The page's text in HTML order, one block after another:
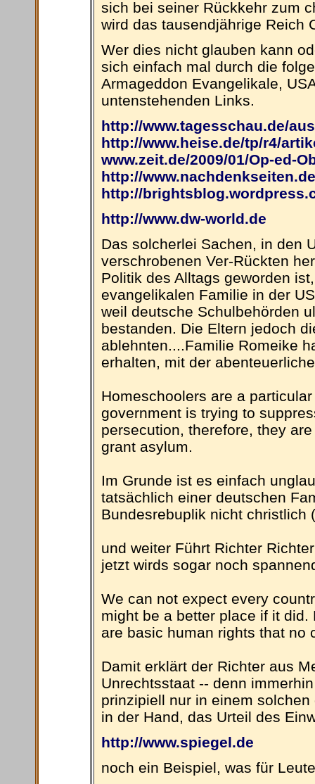
sich bei seiner Rückkehr zum
wird das tausendjährige Reich
Wer dies nicht glauben kann
sich einfach mal durch die
Armageddon Evangelikale,
untenstehenden Links.
http://www.tagesschau.de/
http://www.heise.de/tp/r4/
www.zeit.de/2009/01/Op-ed-
http://www.nachdenkseiten.de
http://
http://www.dw-world.de
Das solcherlei Sachen, in den
verschrobenen Ver-Rückten
Politik des Alltags geworden
evangelikalen Familie in der
weil deutsche Schulbehörden
bestanden. Die Eltern jedoch
ablehnten....Familie Romeike
erhalten, mit der
Homeschoolers are a
government is trying to
persecution, therefore, they
grant asylum.
Im Grunde ist es einfach
tatsächlich einer deutschen
Bundesrebuplik nicht christlich
und weiter Führt Richter
jetzt wirds sogar noch
We can not expect every
might be a better place if it
are basic human rights that no
Damit erklärt der Richter aus
Unrechtsstaat -- denn
prinzipiell nur in einem
in der Hand, das Urteil des
http://www.spiegel.de
noch ein Beispiel, was für